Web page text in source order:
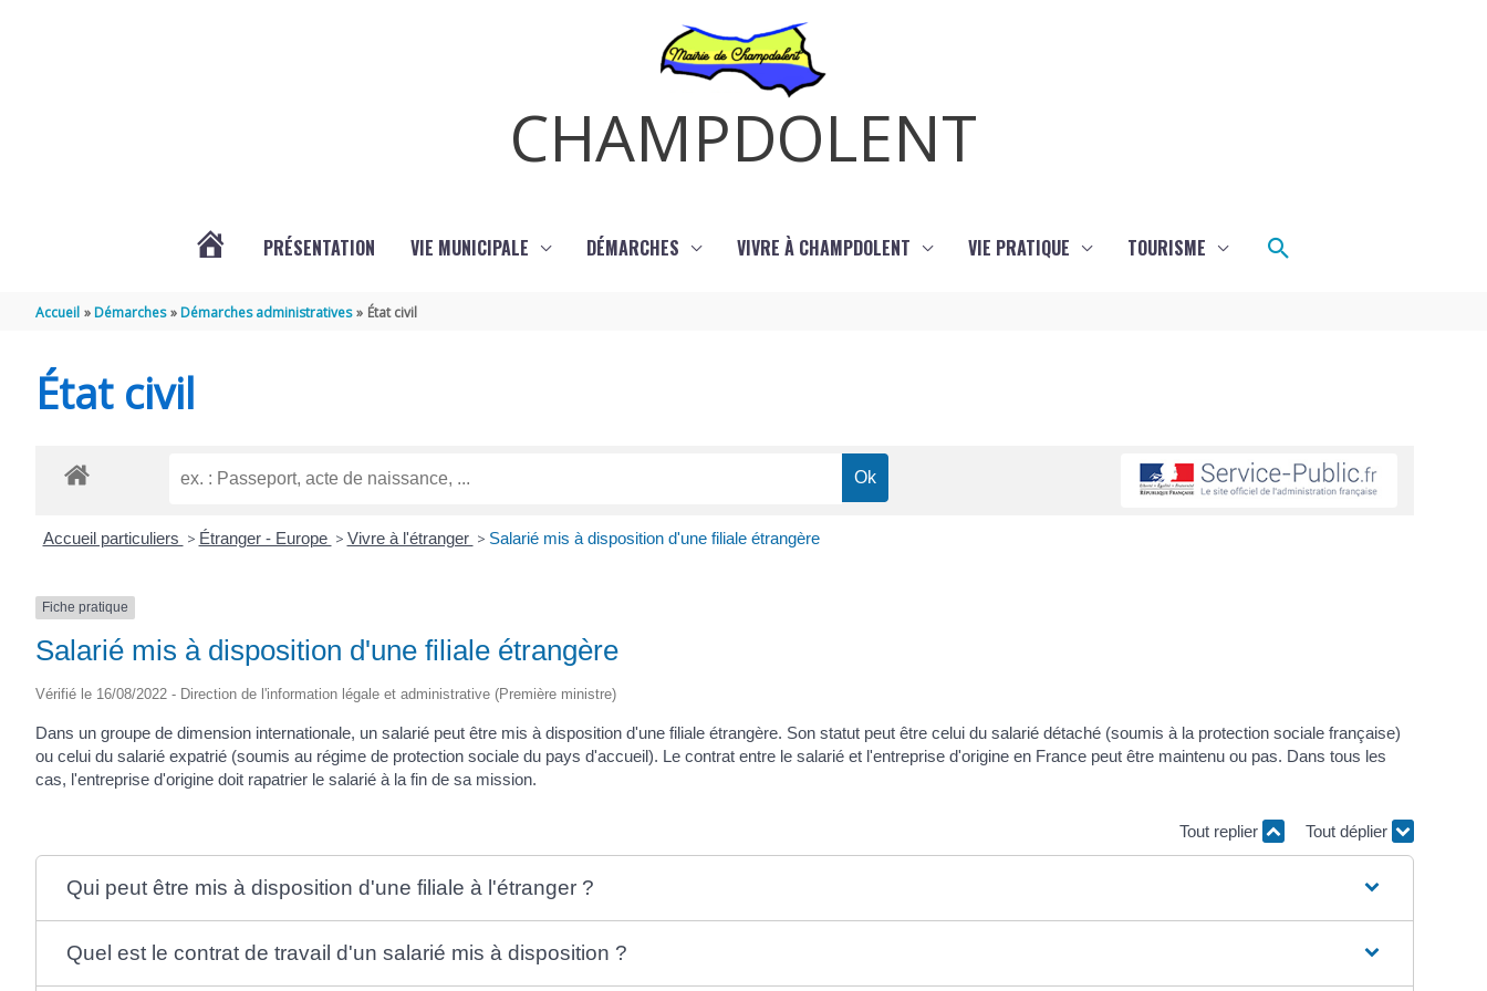
CHAMPDOLENT
PRÉSENTATION VIE MUNICIPALE DÉMARCHES VIVRE À CHAMPDOLENT VIE PRATIQUE TOURISME Rechercher
Accueil Démarches Démarches administratives État civil
État civil
Accueil particuliers > Étranger - Europe > Vivre à l'étranger > Salarié mis à disposition d'une filiale étrangère
Fiche pratique
Salarié mis à disposition d'une filiale étrangère
Vérifié le 16/08/2022 - Direction de l'information légale et administrative (Première ministre)
Dans un groupe de dimension internationale, un salarié peut être mis à disposition d'une filiale étrangère. Son statut peut être celui du salarié détaché (soumis à la protection sociale française)
ou celui du salarié expatrié (soumis au régime de protection sociale du pays d'accueil). Le contrat entre le salarié et l'entreprise d'origine en France peut être maintenu ou pas. Dans tous les
cas, l'entreprise d'origine doit rapatrier le salarié à la fin de sa mission.
Tout replier Tout déplier
Qui peut être mis à disposition d'une filiale à l'étranger ?
Quel est le contrat de travail d'un salarié mis à disposition ?